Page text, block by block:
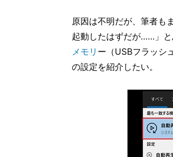
原因は不明だが、筆者も
起動したはずだが……」と
メモリ ー（USBフラッシ
の設定を紹介したい。